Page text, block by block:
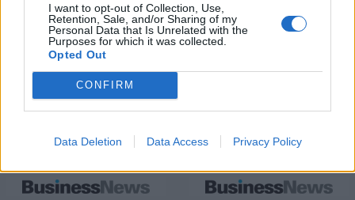
I want to opt-out of Collection, Use,
Retention, Sale, and/or Sharing of my
Personal Data that Is Unrelated with the
Purposes for which it was collected.
Opted Out
CONFIRM
Data Deletion Data Access Privacy Policy
Deloitte Ελλάδος:
Χρηματοοικονομικός
σύμβουλος της ΔΕΗ για την
είσοδο στην πολωνική αγορά
ενέργειας
του Γρηγόρη Δημητριάδη - Ο
Γιάννης Αλαφούζος επιστρέφει
στη θέση του CEO
πρόγραμμα στήριξης- Κάλυψη εισφορών ΕΔΟΕΑΠ